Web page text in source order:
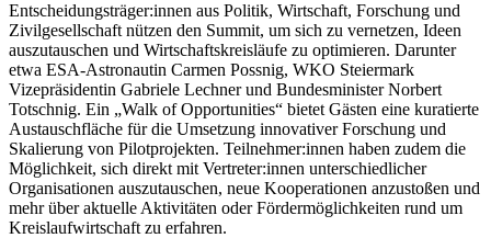
Entscheidungsträger:innen aus Politik, Wirtschaft, Forschung und
Zivilgesellschaft nützen den Summit, um sich zu vernetzen, Ideen
auszutauschen und Wirtschaftskreisläufe zu optimieren. Darunter
etwa ESA-Astronautin Carmen Possnig, WKO Steiermark
Vizepräsidentin Gabriele Lechner und Bundesminister Norbert
Totschnig. Ein „Walk of Opportunities“ bietet Gästen eine kuratierte
Austauschfläche für die Umsetzung innovativer Forschung und
Skalierung von Pilotprojekten. Teilnehmer:innen haben zudem die
Möglichkeit, sich direkt mit Vertreter:innen unterschiedlicher
Organisationen auszutauschen, neue Kooperationen anzustoßen und
mehr über aktuelle Aktivitäten oder Fördermöglichkeiten rund um
Kreislaufwirtschaft zu erfahren.